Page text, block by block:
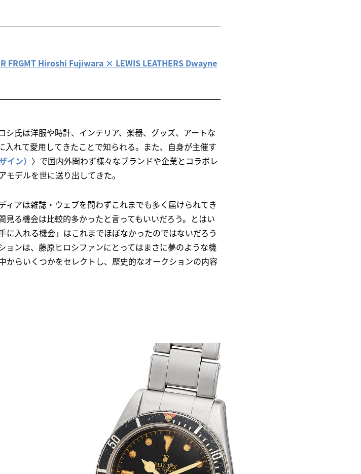
FRGMT Hiroshi Fujiwara × LEWIS LEATHERS Dwayne
氏は洋服や時計、インテリア、楽器、グッズ、アートな
れて愛用してきたことで知られる。また、自身が主催す
ン） 〉で国内外問わず様々なブランドや企業とコラボレ
デルを世に送り出してきた。
アは雑誌・ウェブを問わずこれまでも多く届けられてき
る機会は比較的多かったと言ってもいいだろう。とはい
入れる機会」はこれまでほぼなかったのではないだろう
ンは、藤原ヒロシファンにとってはまさに夢のような機
からいくつかをセレクトし、歴史的なオークションの内容